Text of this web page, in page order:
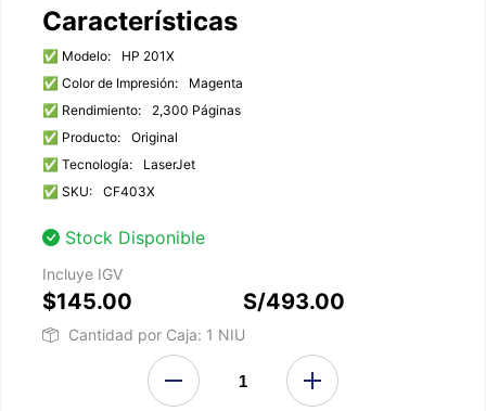
Características
✅ Modelo:
HP 201X
✅ Color de Impresión:
Magenta
✅ Rendimiento:
2,300 Páginas
✅ Producto:
Original
✅ Tecnología:
LaserJet
✅ SKU:
CF403X
Stock Disponible
Incluye IGV
$145.00 S/493.00
Cantidad por Caja: 1 NIU